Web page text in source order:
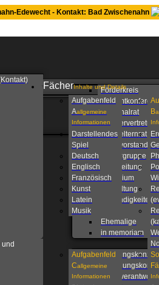
Edewecht - Kontakt: Bad Zwischenahn
Förderkreis
Gesamtkonferenz
Personalrat
Schülervertretung
Schulelternrat
Schulvorstand
Steuergruppe
Schulleitung
Kollegium
Verwaltung
Zuständigkeiten
Ehemalige
in memoriam
FächerInhalte und Details
Aufgabenfeld
Aallgemeine
Informationen
Darstellendes
Spiel
Deutsch
Englisch
Französisch
Kunst
Latein
Musik
B
Aufgabenfeld
Callgemeine
Informationen